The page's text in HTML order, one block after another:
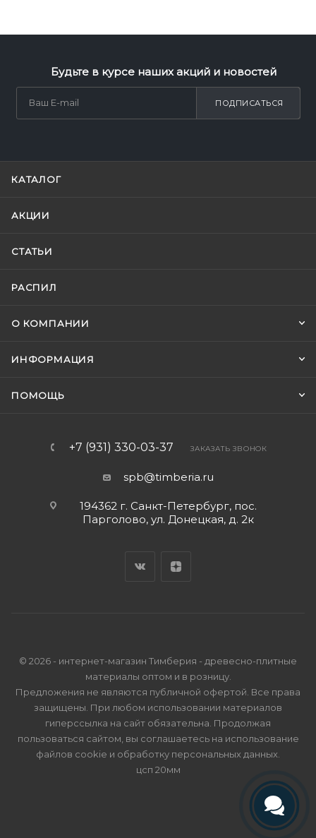
Будьте в курсе наших акций и новостей
ПОДПИСАТЬСЯ
КАТАЛОГ
АКЦИИ
СТАТЬИ
РАСПИЛ
О КОМПАНИИ
ИНФОРМАЦИЯ
ПОМОЩЬ
+7 (931) 330-03-37 ЗАКАЗАТЬ ЗВОНОК
spb@timberia.ru
194362 г. Санкт-Петербург, пос.
Парголово, ул. Донецкая, д. 2к
© 2026 - интернет-магазин Тимберия - древесно-плитные
материалы оптом и в розницу.
Предложения не являются публичной офертой. Все права
защищены. При любом использовании материалов
гиперссылка на сайт обязательна. Продолжая
пользоваться сайтом, вы соглашаетесь на использование
файлов cookie и обработку персональных данных
цсп 20мм